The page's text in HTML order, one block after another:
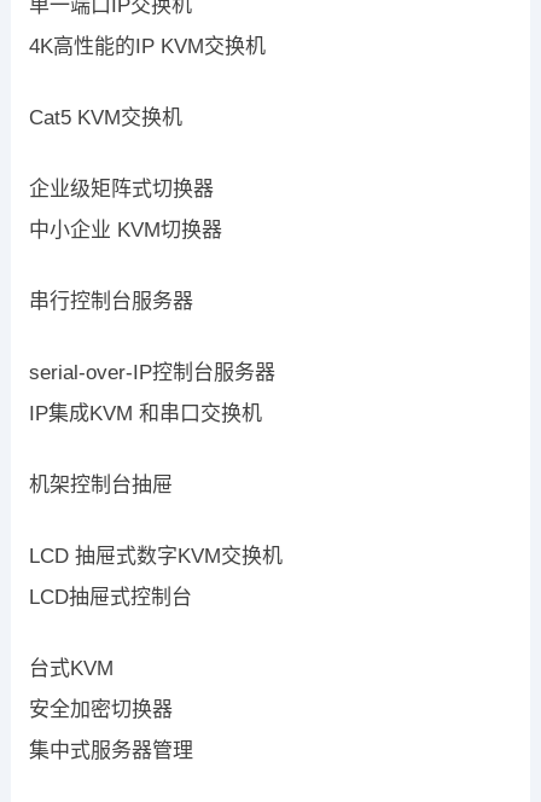
单一端口IP交换机
4K高性能的IP KVM交换机
Cat5 KVM交换机
企业级矩阵式切换器
中小企业 KVM切换器
串行控制台服务器
serial-over-IP控制台服务器
IP集成KVM 和串口交换机
机架控制台抽屉
LCD 抽屉式数字KVM交换机
LCD抽屉式控制台
台式KVM
安全加密切换器
集中式服务器管理